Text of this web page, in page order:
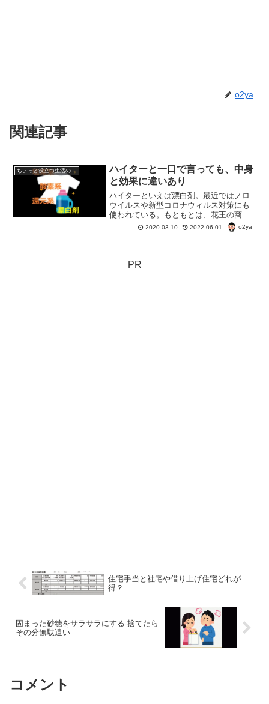
o2ya
関連記事
ちょっと役立つ生活の知恵
ハイターと一口で言っても、中身
と効果に違いあり
ハイターといえば漂白剤。最近ではノロ
ウイルスや新型コロナウィルス対策にも
使われている。もともとは、花王の商品
名だが、塩素系漂白剤の代名詞になって
いる。けど、ハイター種類によって成分
2020.03.10 2022.06.01 o2ya
PR
住宅手当と社宅や借り上げ住宅どれが
得？
固まった砂糖をサラサラにする-捨てたら
その分無駄遣い
コメント